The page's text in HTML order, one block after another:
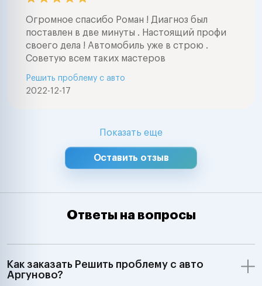
Огромное спасибо Роман ! Диагноз был
поставлен в две минуты . Настоящий профи
своего дела ! Автомобиль уже в строю .
Советую всем таких мастеров
2022-12-17
Решить проблему с авто
Показать еще
Оставить отзыв
Ответы на вопросы
Как заказать Решить проблему с авто
Аргуново?